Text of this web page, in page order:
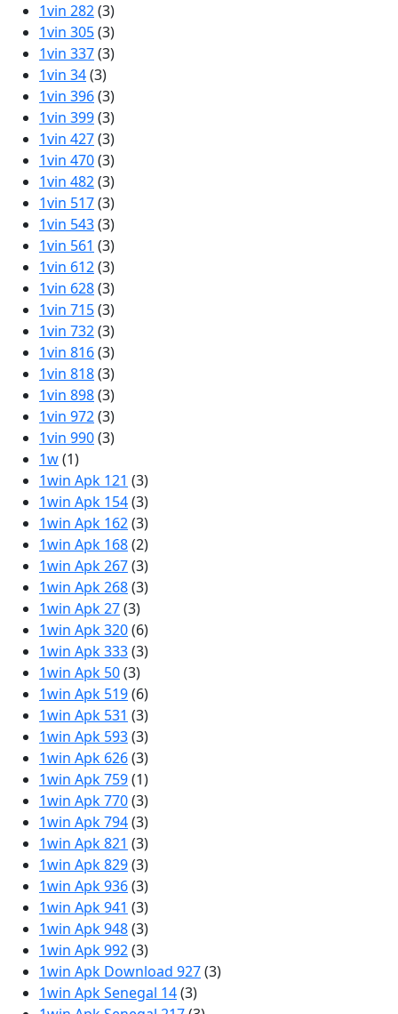
1vin 282(3)
1vin 305(3)
1vin 337(3)
1vin 34(3)
1vin 396(3)
1vin 399(3)
1vin 427(3)
1vin 470(3)
1vin 482(3)
1vin 517(3)
1vin 543(3)
1vin 561 (3)
1vin 612(3)
1vin 628(3)
1vin 715(3)
1vin 732(3)
1vin 816(3)
1vin 818(3)
1vin 898(3)
1vin 972(3)
1vin 990(3)
1w(1)
1win Apk 121 (3)
1win Apk 154(3)
1win Apk 162(3)
1win Apk 168(2)
1win Apk 267(3)
1win Apk 268(3)
1win Apk 27(3)
1win Apk 320(6)
1win Apk 333(3)
1win Apk 50(3)
1win Apk 519(6)
1win Apk 531 (3)
1win Apk 593(3)
1win Apk 626(3)
1win Apk 759(1)
1win Apk 770(3)
1win Apk 794(3)
1win Apk 821 (3)
1win Apk 829(3)
1win Apk 936(3)
1win Apk 941 (3)
1win Apk 948(3)
1win Apk 992(3)
1win Apk Download 927(3)
1win Apk Senegal 14(3)